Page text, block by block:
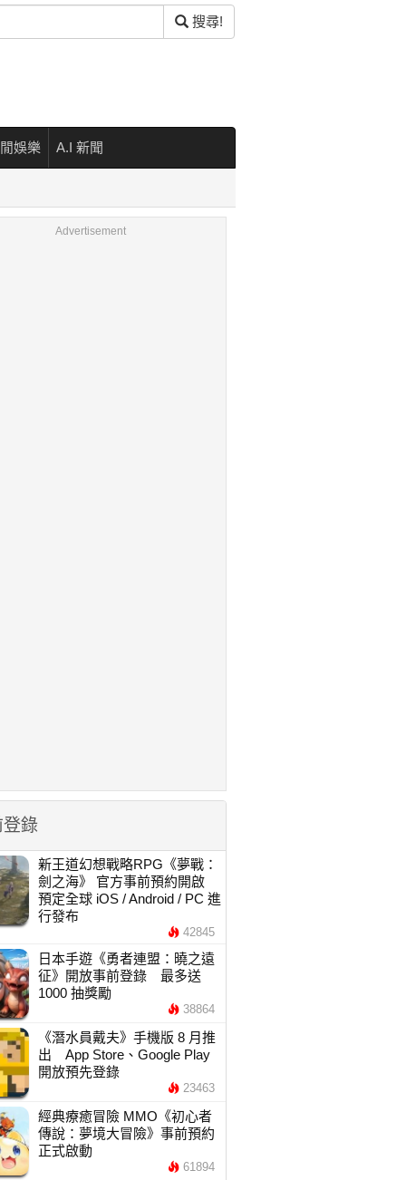
搜尋!
娛樂 A.I 新聞
Advertisement
錄
新王道幻想戰略RPG《夢戰：
劍之海》 官方事前預約開啟
預定全球 iOS / Android / PC 進
行發布
42845
日本手遊《勇者連盟：曉之遠
征》開放事前登錄 最多送
1000 抽獎勵
38864
《潛水員戴夫》手機版 8 月推
出 App Store、Google Play
開放預先登錄
23463
經典療癒冒險 MMO《初心者
傳說：夢境大冒險》事前預約
正式啟動
61894